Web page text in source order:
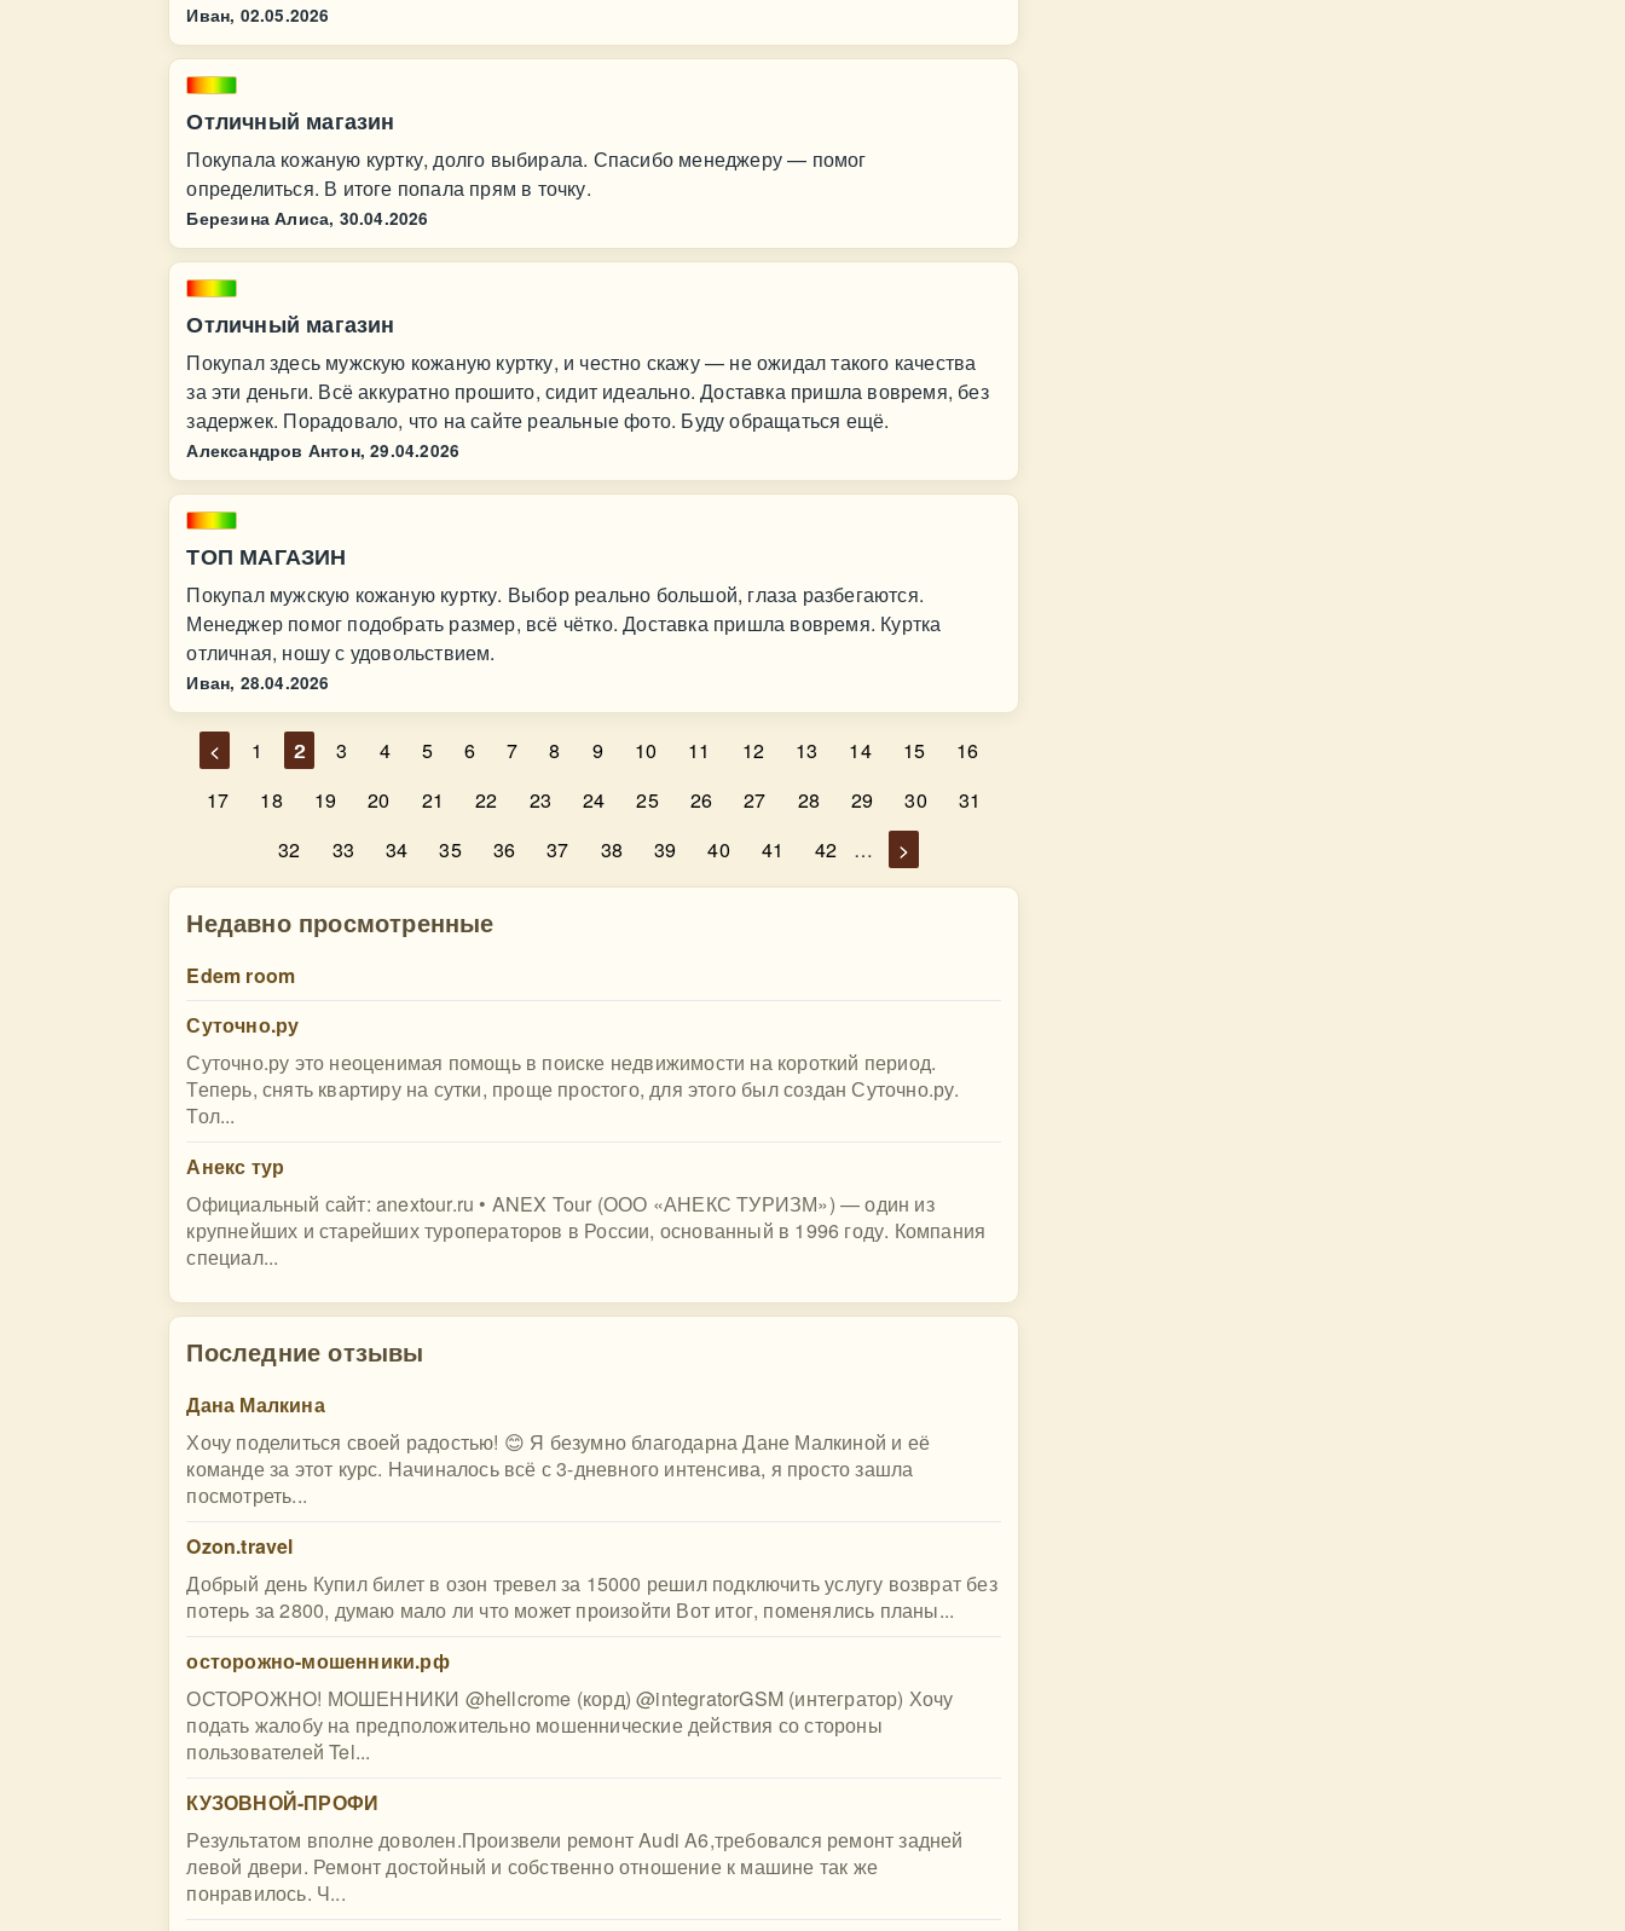
Иван, 02.05.2026
Отличный магазин
Покупала кожаную куртку, долго выбирала. Спасибо менеджеру — помог
определиться. В итоге попала прям в точку.
Березина Алиса, 30.04.2026
Отличный магазин
Покупал здесь мужскую кожаную куртку, и честно скажу — не ожидал такого качества
за эти деньги. Всё аккуратно прошито, сидит идеально. Доставка пришла вовремя, без
задержек. Порадовало, что на сайте реальные фото. Буду обращаться ещё.
Александров Антон, 29.04.2026
ТОП МАГАЗИН
Покупал мужскую кожаную куртку. Выбор реально большой, глаза разбегаются.
Менеджер помог подобрать размер, всё чётко. Доставка пришла вовремя. Куртка
отличная, ношу с удовольствием.
Иван, 28.04.2026
< 1 2 3 4 5 6 7 8 9 10 11 12 13 14 15
16
17
18 19 20 21 22 23 24 25 26 27 28 29 30
31
32
33 34 35 36 37 38 39 40 41 42 … >
Недавно просмотренные
Edem room
Суточно.ру
Суточно.ру это неоценимая помощь в поиске недвижимости на короткий период.
Теперь, снять квартиру на сутки, проще простого, для этого был создан Суточно.ру.
Тол...
Анекс тур
Официальный сайт: anextour.ru • ANEX Tour (ООО «АНЕКС ТУРИЗМ») — один из
крупнейших и старейших туроператоров в России, основанный в 1996 году. Компания
специал...
Последние отзывы
Дана Малкина
Хочу поделиться своей радостью! 😊 Я безумно благодарна Дане Малкиной и её
команде за этот курс. Начиналось всё с 3-дневного интенсива, я просто зашла
посмотреть...
Ozon.travel
Добрый день Купил билет в озон тревел за 15000 решил подключить услугу возврат без
потерь за 2800, думаю мало ли что может произойти Вот итог, поменялись планы...
осторожно-мошенники.рф
ОСТОРОЖНО! МОШЕННИКИ @hellcrome (корд) @integratorGSM (интегратор) Хочу
подать жалобу на предположительно мошеннические действия со стороны
пользователей Tel...
КУЗОВНОЙ-ПРОФИ
Результатом вполне доволен.Произвели ремонт Audi A6,требовался ремонт задней
левой двери. Ремонт достойный и собственно отношение к машине так же
понравилось. Ч...